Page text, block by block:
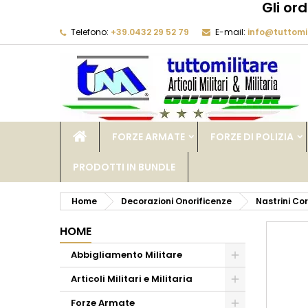
Gli
Telefono: +39.0432 29 52 79 E-mail:
FORZE ARMATE FORZE DI POLIZIA
PRODOTTI IN BUNDLE
Home Decorazioni Onorificenze Nastrini
HOME
Abbigliamento Militare
Articoli Militari e Militaria
Forze Armate